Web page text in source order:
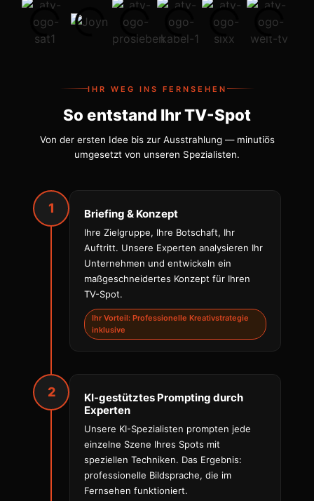
IHR WEG INS FERNSEHEN
So entstand Ihr TV-Spot
Von der ersten Idee bis zur Ausstrahlung — minutiös
umgesetzt von unseren Spezialisten.
1 Briefing & Konzept
Ihre Zielgruppe, Ihre Botschaft, Ihr
Auftritt. Unsere Experten analysieren Ihr
Unternehmen und entwickeln ein
maßgeschneidertes Konzept für Ihren
TV-Spot.
Ihr Vorteil: Professionelle Kreativstrategie
inklusive
2
KI-gestütztes Prompting durch
Experten
Unsere KI-Spezialisten prompten jede
einzelne Szene Ihres Spots mit
speziellen Techniken. Das Ergebnis:
professionelle Bildsprache, die im
Fernsehen funktioniert.